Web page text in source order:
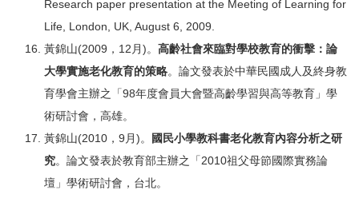
Research paper presentation at the Meeting of Learning for
Life, London, UK, August 6, 2009.
黃錦山(2009，12月)。 高齡社會來臨對學校教育的衝擊：論
大學實施老化教育的策略。論文發表於中華民國成人及終身教
育學會主辦之「98年度會員大會暨高齡學習與高等教育」學
術研討會，高雄。
黃錦山(2010，9月)。
國民小學教科書老化教育內容分析之研
究。論文發表於教育部主辦之「2010祖父母節國際實務論
壇」學術研討會，台北。